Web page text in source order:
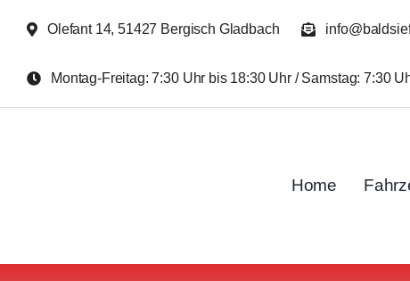
Inhalt
Olefant 14, 51427 Bergisch Gladbach
Montag-Freitag: 7:30 Uhr bis 18:30 Uhr / Samstag: 7:30
Home